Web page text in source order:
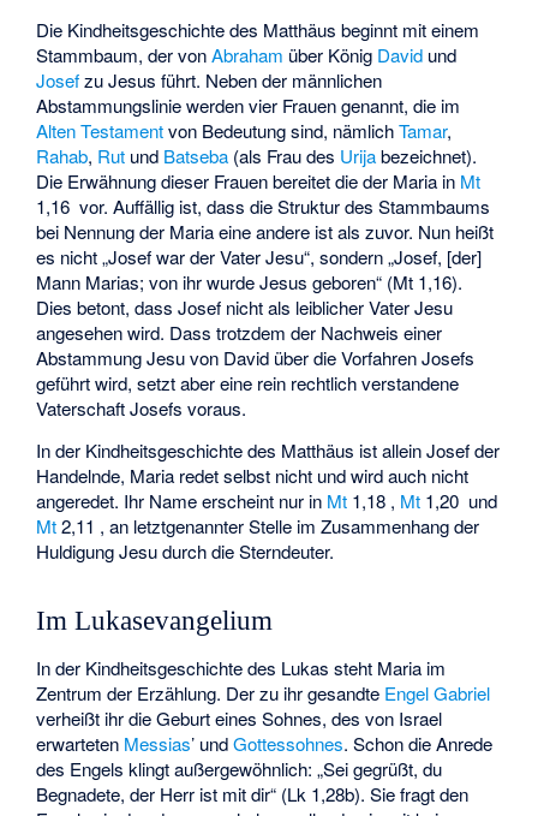
Die Kindheitsgeschichte des Matthäus beginnt mit einem
Stammbaum, der vonAbraham über König David und
Josefzu Jesus führt. Neben der männlichen
Abstammungslinie werden vier Frauen genannt, die im
Alten Testamentvon Bedeutung sind, nämlichTamar,
Rahab, Rut und Batseba (als Frau des Urijabezeichnet).
Die Erwähnung dieser Frauen bereitet die der Maria in Mt
1,16 vor. Auffällig ist, dass die Struktur des Stammbaums
bei Nennung der Maria eine andere ist als zuvor. Nun heißt
es nicht „Josef war der Vater Jesu“, sondern „Josef, [der]
Mann Marias; von ihr wurde Jesus geboren“ (Mt 1,16).
Dies betont, dass Josef nicht als leiblicher Vater Jesu
angesehen wird. Dass trotzdem der Nachweis einer
Abstammung Jesu von David über die Vorfahren Josefs
geführt wird, setzt aber eine rein rechtlich verstandene
Vaterschaft Josefs voraus.
In der Kindheitsgeschichte des Matthäus ist allein Josef der
Handelnde, Maria redet selbst nicht und wird auch nicht
angeredet. Ihr Name erscheint nur in Mt 1,18 , Mt 1,20 und
Mt2,11 , an letztgenannter Stelle im Zusammenhang der
Huldigung Jesu durch die Sterndeuter.
Im Lukasevangelium
In der Kindheitsgeschichte des Lukas steht Maria im
Zentrum der Erzählung. Der zu ihr gesandte Engel Gabriel
verheißt ihr die Geburt eines Sohnes, des von Israel
erwarteten Messias’ undGottessohnes. Schon die Anrede
des Engels klingt außergewöhnlich: „Sei gegrüßt, du
Begnadete, der Herr ist mit dir“ (Lk 1,28b). Sie fragt den